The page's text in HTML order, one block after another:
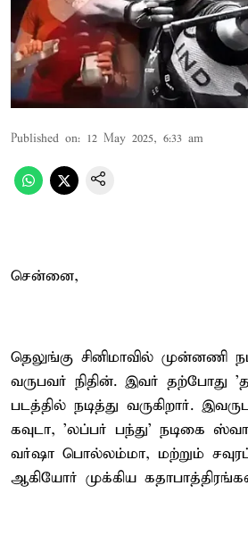
Published on: 12 May 2025, 6:33 am
சென்னை,
தெலுங்கு சினிமாவில் முன்னணி
வருபவர் நிதின். இவர் தற்போது
படத்தில் நடித்து வருகிறார்.
கவுடா, 'லப்பர் பந்து' நடிகை
வர்ஷா பொல்லம்மா, மற்றும்
ஆகியோர் முக்கிய